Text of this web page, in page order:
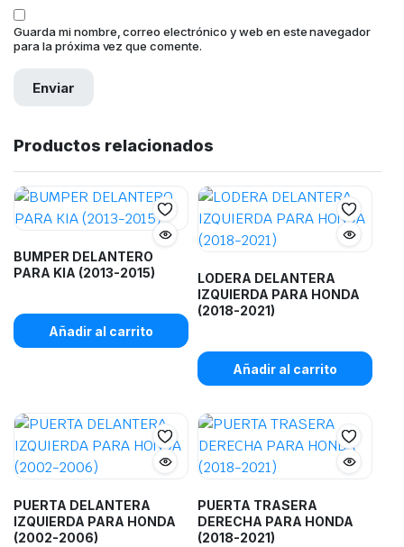
Guarda mi nombre, correo electrónico y web en este navegador
para la próxima vez que comente.
Productos relacionados
BUMPER DELANTERO
PARA KIA (2013-2015)
Añadir al carrito
LODERA DELANTERA
IZQUIERDA PARA HONDA
(2018-2021)
Añadir al carrito
PUERTA DELANTERA
IZQUIERDA PARA HONDA
(2002-2006)
PUERTA TRASERA
DERECHA PARA HONDA
(2018-2021)